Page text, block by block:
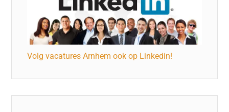
Volg vacatures Arnhem ook op Linkedin!